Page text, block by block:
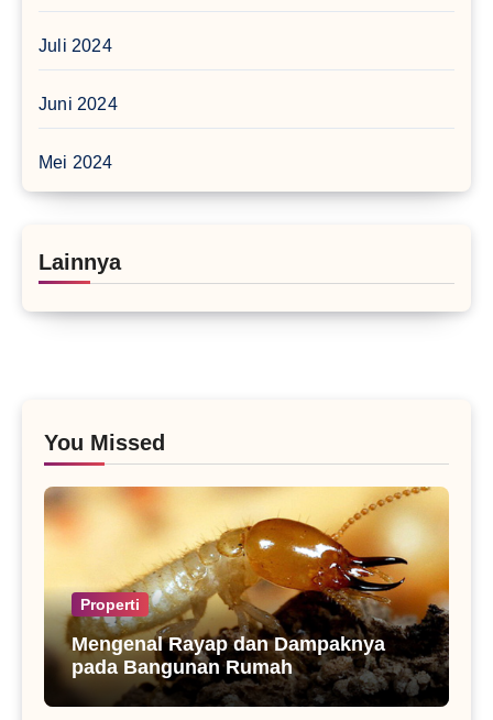
Juli 2024
Juni 2024
Mei 2024
Lainnya
You Missed
Properti
Mengenal Rayap dan Dampaknya
pada Bangunan Rumah